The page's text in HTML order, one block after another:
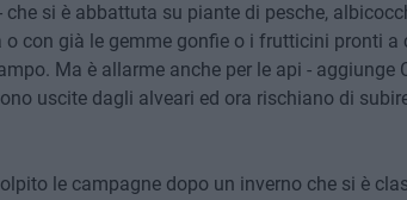
si è abbattuta su piante di pesche,
con già le gemme gonfie o i frutticini pronti a
Ma è allarme anche per le api - aggiunge
uscite dagli alveari ed ora rischiano di
le campagne dopo un inverno che si è